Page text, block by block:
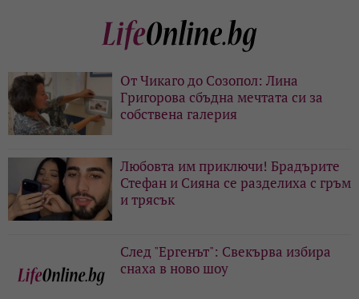
От Чикаго до Созопол: Лина
Григорова сбъдна мечтата си за
собствена галерия
Любовта им приключи! Брадърите
Стефан и Сияна се разделиха с гръм
и трясък
След "Ергенът": Свекърва избира
снаха в ново шоу